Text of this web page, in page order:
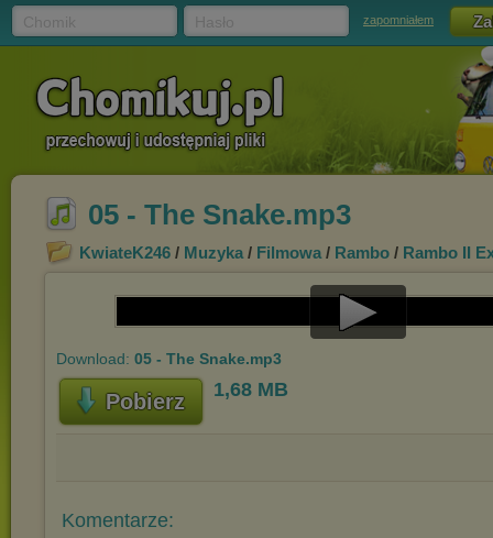
zapomniałem
05 - The Snake.mp3
KwiateK246 / Muzyka / Filmowa / Rambo / Rambo II
Play
Download: 05 - The Snake.mp3
Pobierz 1,68 MB
Komentarze: